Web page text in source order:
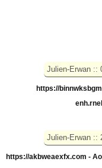
https://
https://akbweaexfx.com -